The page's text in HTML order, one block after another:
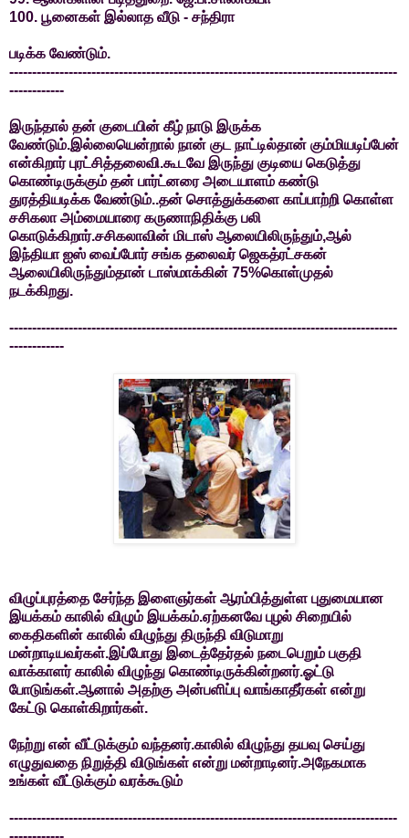
100. பூனைகள் இல்லாத வீடு - சந்திரா
படிக்க வேண்டும்.
-------------------------------------------------------------------------------------
------------
இருந்தால் தன் குடையின் கீழ் நாடு இருக்க
வேண்டும்.இல்லையென்றால் நான் குட நாட்டில்தான் கும்மியடிப்பேன்
என்கிறார் புரட்சித்தலைவி.கூடவே இருந்து குடியை கெடுத்து
கொண்டிருக்கும் தன் பார்ட்னரை அடையாளம் கண்டு
துரத்தியடிக்க வேண்டும்..தன் சொத்துக்களை காப்பாற்றி கொள்ள
சசிகலா அம்மையாரை கருணாநிதிக்கு பலி
கொடுக்கிறார்.சசிகலாவின் மிடாஸ் ஆலையிலிருந்தும்,ஆல்
இந்தியா ஐஸ் வைப்போர் சங்க தலைவர் ஜெகத்ரட்சகன்
ஆலையிலிருந்தும்தான் டாஸ்மாக்கின் 75%கொள்முதல்
நடக்கிறது.
-------------------------------------------------------------------------------------
------------
விழுப்புரத்தை சேர்ந்த இளைஞர்கள் ஆரம்பித்துள்ள புதுமையான
இயக்கம் காலில் விழும் இயக்கம்.ஏற்கனவே புழல் சிறையில்
கைதிகளின் காலில் விழுந்து திருந்தி விடுமாறு
மன்றாடியவர்கள்.இப்போது இடைத்தேர்தல் நடைபெறும் பகுதி
வாக்காளர் காலில் விழுந்து கொண்டிருக்கின்றனர்.ஓட்டு
போடுங்கள்.ஆனால் அதற்கு அன்பளிப்பு வாங்காதீர்கள் என்று
கேட்டு கொள்கிறார்கள்.
நேற்று என் வீட்டுக்கும் வந்தனர்.காலில் விழுந்து தயவு செய்து
எழுதுவதை நிறுத்தி விடுங்கள் என்று மன்றாடினர்.அநேகமாக
உங்கள் வீட்டுக்கும் வரக்கூடும்
-------------------------------------------------------------------------------------